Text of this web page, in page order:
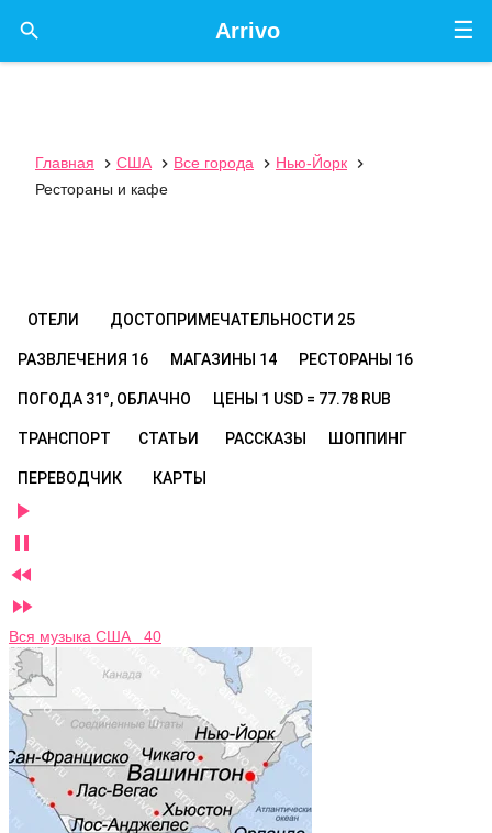
☰
Arrivo

Главная  США  Все города  Нью-Йорк

Рестораны и кафе
ОТЕЛИ ДОСТОПРИМЕЧАТЕЛЬНОСТИ 25
РАЗВЛЕЧЕНИЯ 16 МАГАЗИНЫ 14 РЕСТОРАНЫ 16
ПОГОДА 31°, ОБЛАЧНО ЦЕНЫ 1 USD = 77.78 RUB
ТРАНСПОРТ СТАТЬИ РАССКАЗЫ ШОППИНГ
ПЕРЕВОДЧИК КАРТЫ




Вся музыка США 40